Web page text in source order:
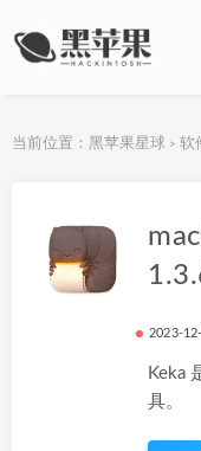
当前位置： 黑苹果星球 > 软
2023-
Keka
具。